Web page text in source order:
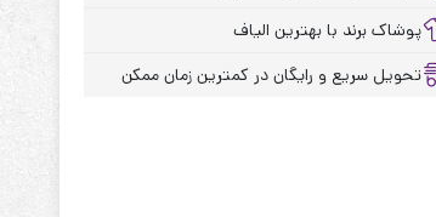
پوشاک برند با بهترین الیاف
تحویل سریع و رایگان در کمترین زمان ممکن